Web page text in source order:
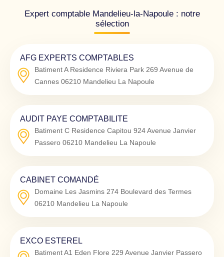
Expert comptable Mandelieu-la-Napoule : notre
sélection
AFG EXPERTS COMPTABLES
Batiment A Residence Riviera Park 269 Avenue de
Cannes 06210 Mandelieu La Napoule
AUDIT PAYE COMPTABILITE
Batiment C Residence Capitou 924 Avenue Janvier
Passero 06210 Mandelieu La Napoule
CABINET COMANDÉ
Domaine Les Jasmins 274 Boulevard des Termes
06210 Mandelieu La Napoule
EXCO ESTEREL
Batiment A1 Eden Flore 229 Avenue Janvier Passero